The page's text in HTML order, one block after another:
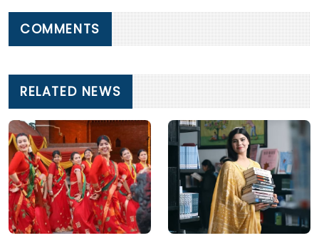
COMMENTS
RELATED NEWS